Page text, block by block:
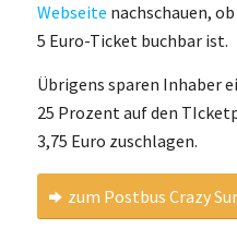
Webseite nachschauen,
5 Euro-Ticket buchbar ist.
Übrigens sparen Inhaber
25 Prozent auf den
3,75 Euro zuschlagen.
zum Postbus Crazy